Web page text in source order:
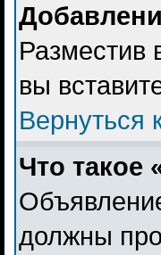
Разместив
вы
Вернуться
Что такое
должны